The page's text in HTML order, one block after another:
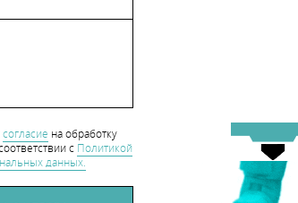
согласие на обработку
с Политикой
данных.